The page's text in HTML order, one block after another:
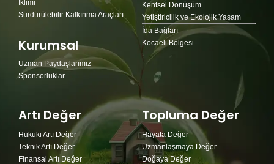
İklimi
Sürdürülebilir Kalkınma Araçları
Kurumsal
Uzman Paydaşlarımız
Sponsorluklar
Kentsel Dönüşüm
Yetiştiricilik ve Ekolojik Yaşam
İda Bağları
Kocaeli Bölgesi
Artı Değer
Hukuki Artı Değer
Teknik Artı Değer
Finansal Artı Değer
Topluma Değer
Hayata Değer
Uzmanlaşmaya Değer
Doğaya Değer